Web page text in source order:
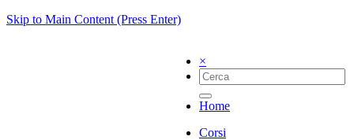
Skip to Main Content (Press Enter)
×
Home
Corsi